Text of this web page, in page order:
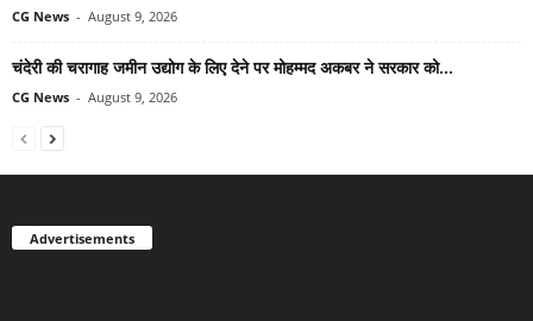
CG News - August 9, 2026
चंदेरी की चरागाह जमीन उद्योग के लिए देने पर मोहम्मद अकबर ने सरकार को...
CG News - August 9, 2026
Advertisements